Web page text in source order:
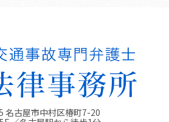
名古屋市中村区椿町7-20